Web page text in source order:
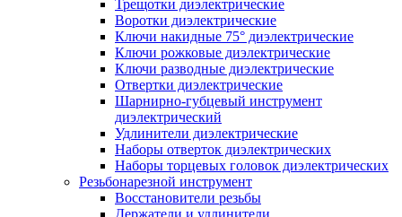
Трещотки диэлектрические
Воротки диэлектрические
Ключи накидные 75° диэлектрические
Ключи рожковые диэлектрические
Ключи разводные диэлектрические
Отвертки диэлектрические
Шарнирно-губцевый инструмент
диэлектрический
Удлинители диэлектрические
Наборы отверток диэлектрических
Наборы торцевых головок диэлектрических
Резьбонарезной инструмент
Восстановители резьбы
Держатели и удлинители